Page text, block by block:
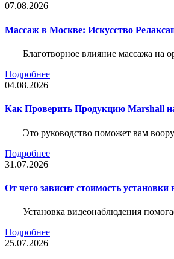
07.08.2026
Массаж в Москве: Искусство
Благотворное влияние массажа на
Подробнее
04.08.2026
Как Проверить Продукцию Marshall
Это руководство поможет вам
Подробнее
31.07.2026
От чего зависит стоимость
Установка видеонаблюдения
Подробнее
25.07.2026